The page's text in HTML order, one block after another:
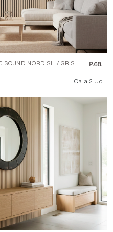
SOUND NORDISH / GRIS
P.68.
Caja 2 Ud.